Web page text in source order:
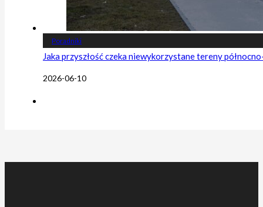
Poradniki
Jaka przyszłość czeka niewykorzystane tereny
2026-06-10